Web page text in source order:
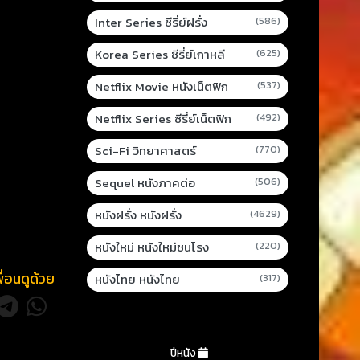
อนดูด้วย
Inter Series ซีรี่ย์ฝรั่ง (586)
Korea Series ซีรี่ย์เกาหลี (625)
Netflix Movie หนังเน็ตฟิก (537)
Netflix Series ซีรี่ย์เน็ตฟิก (492)
Sci-Fi วิทยาศาสตร์ (770)
Sequel หนังภาคต่อ (506)
หนังฝรั่ง หนังฝรั่ง (4629)
หนังใหม่ หนังใหม่ชนโรง (220)
หนังไทย หนังไทย (317)
ปีหนัง